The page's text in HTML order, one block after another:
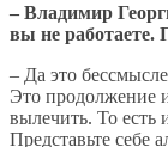
– Владимир
вы не работаете.
– Да это
Это продолжение
вылечить. То есть
Представьте себе